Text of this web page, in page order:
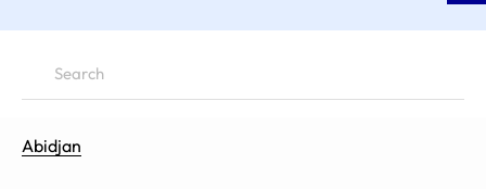
Abidjan